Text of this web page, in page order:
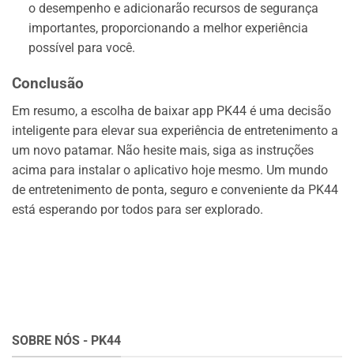
o desempenho e adicionarão recursos de segurança
importantes, proporcionando a melhor experiência
possível para você.
Conclusão
Em resumo, a escolha de baixar app PK44 é uma decisão
inteligente para elevar sua experiência de entretenimento a
um novo patamar. Não hesite mais, siga as instruções
acima para instalar o aplicativo hoje mesmo. Um mundo
de entretenimento de ponta, seguro e conveniente da PK44
está esperando por todos para ser explorado.
SOBRE NÓS - PK44